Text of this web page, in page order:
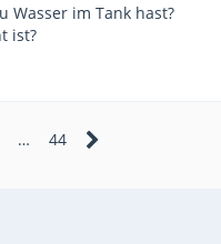
Wasser im Tank hast?
ist?
… 44